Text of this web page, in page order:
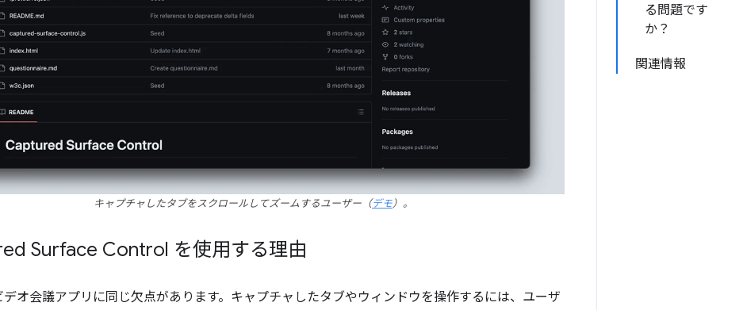
る問題です
か？
関連情報
キャプチャしたタブをスクロールしてズームするユーザー（デモ）。
Surface Control を使用する理由
デオ会議アプリに同じ欠点があります。キャプチャしたタブやウィンドウを操作するには、ユーザ